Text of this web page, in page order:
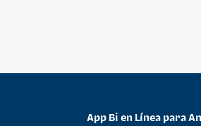
App Bi en Línea para